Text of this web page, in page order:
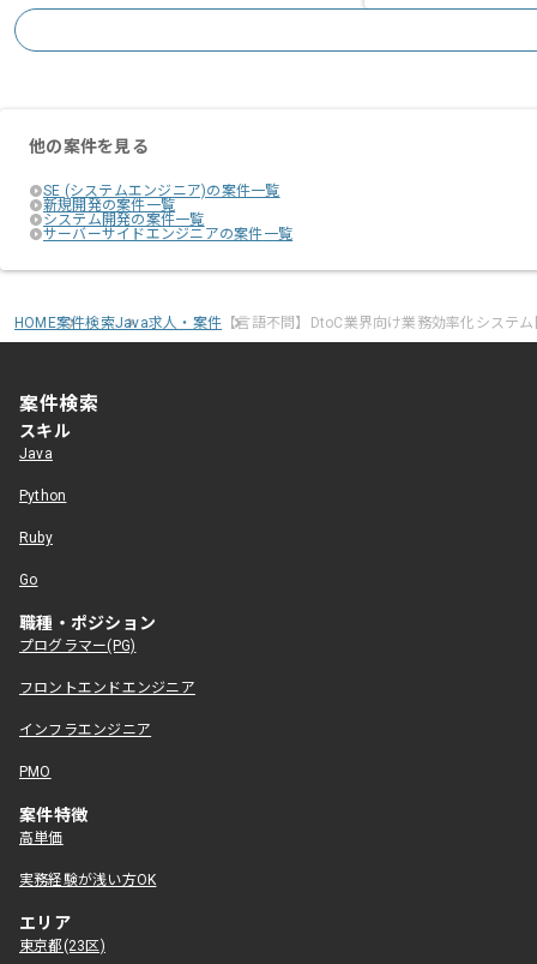
他の案件を見る
SE (システムエンジニア)の案件一覧
新規開発の案件一覧
システム開発の案件一覧
サーバーサイドエンジニアの案件一覧
HOME案件検索Java求人・案件 【言語不問】DtoC業界向け業務効率化システ
案件検索
スキル
Java
Python
Ruby
Go
職種・ポジション
プログラマー(PG)
フロントエンドエンジニア
インフラエンジニア
PMO
案件特徴
高単価
実務経験が浅い方OK
エリア
東京都(23区)